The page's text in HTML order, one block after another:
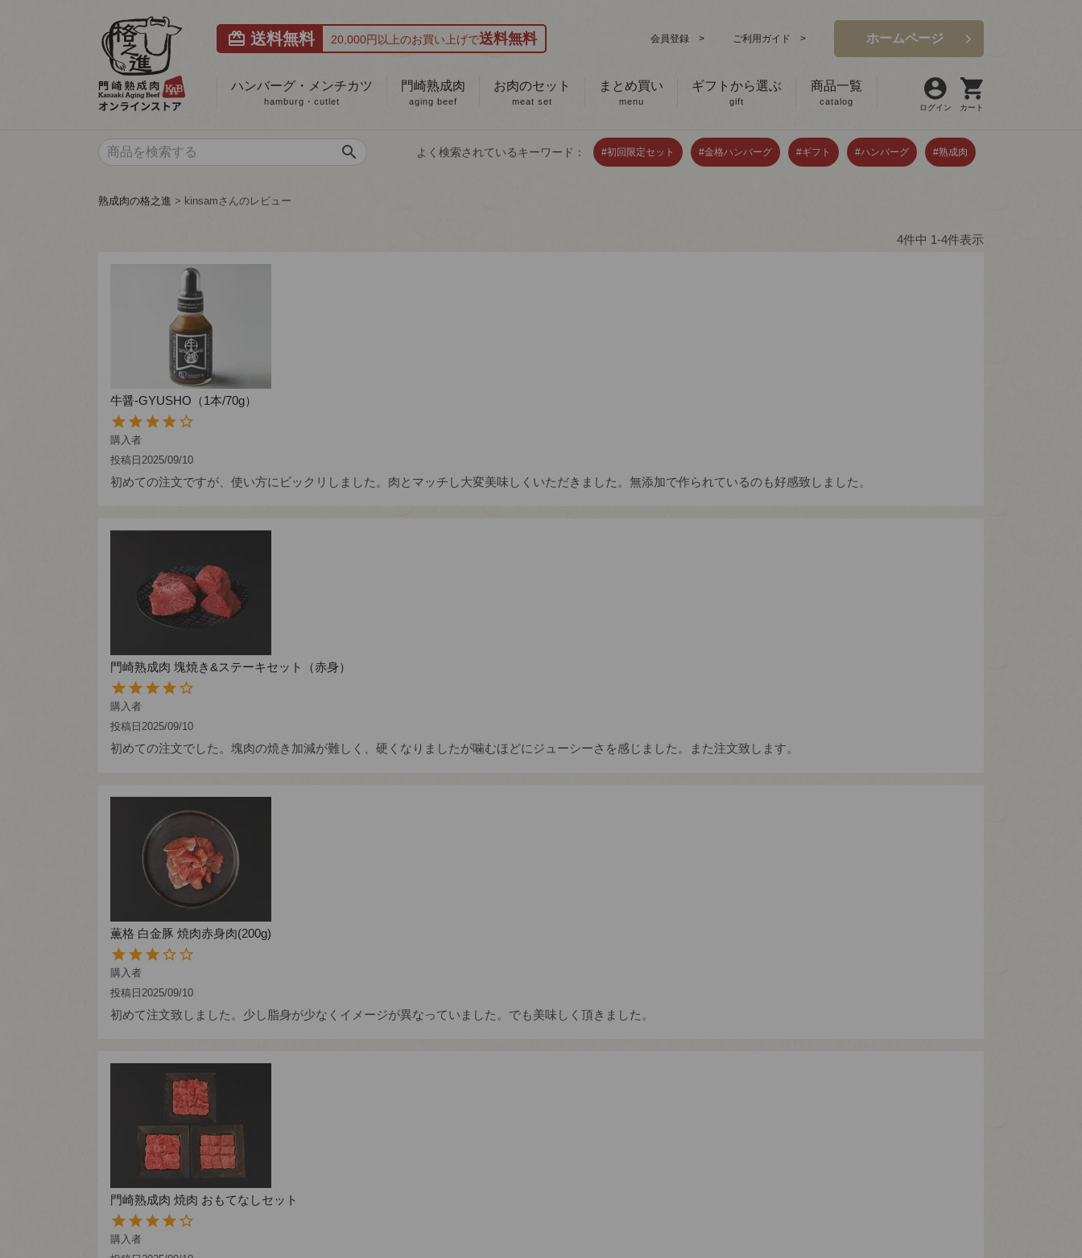
card_giftcard 送料無料 20,000円以上のお買い上げで送料無料 会員登録 > ご利用ガイド > ホームページ
ハンバーグ・メンチカツ
hamburg・cutlet
門崎熟成肉
aging beef
お肉のセット
meat set
まとめ買い
menu
ギフトから選ぶ
gift
商品一覧
catalog
ログイン カート
search よく検索されているキーワード： #初回限定セット #金格ハンバーグ #ギフト #ハンバーグ #熟成肉
熟成肉の格之進 kinsamさんのレビュー
4件中 1-4件表示
牛醤-GYUSHO（1本/70g）
購入者
投稿日 2025/09/10
初めての注文ですが、使い方にビックリしました。肉とマッチし大変美味しくいただきました。無添加で作られているのも好感致しました。
門崎熟成肉 塊焼き&ステーキセット（赤身）
購入者
投稿日 2025/09/10
初めての注文でした。塊肉の焼き加減が難しく、硬くなりましたが噛むほどにジューシーさを感じました。また注文致します。
薫格 白金豚 焼肉赤身肉(200g)
購入者
投稿日 2025/09/10
初めて注文致しました。少し脂身が少なくイメージが異なっていました。でも美味しく頂きました。
門崎熟成肉 焼肉 おもてなしセット
購入者